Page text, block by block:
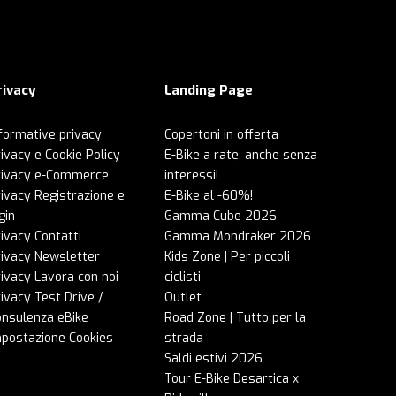
privacy
e Cookie Policy
e-Commerce
Registrazione e
Contatti
Newsletter
Lavora con noi
Test Drive /
eBike
Cookies
Landing Page
Copertoni in offerta
E-Bike a rate, anche senza
interessi!
E-Bike al -60%!
Gamma Cube 2026
Gamma Mondraker 2026
Kids Zone | Per piccoli
ciclisti
Outlet
Road Zone | Tutto per la
strada
Saldi estivi 2026
Tour E-Bike Desartica x